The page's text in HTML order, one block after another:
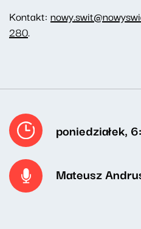
Kontakt:
280.
poniedziałek,
Mateusz